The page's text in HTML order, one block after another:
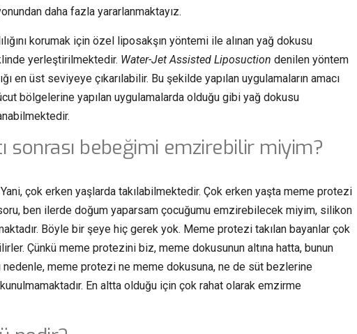
daha fazla yararlanmaktayız.
korumak için özel liposakşın yöntemi ile alınan yağ dokusu
yerleştirilmektedir. Water-Jet Assisted Liposuction denilen yöntem
en üst seviyeye çıkarılabilir. Bu şekilde yapılan uygulamaların amacı
bölgelerine yapılan uygulamalarda olduğu gibi yağ dokusu
sonrası bebeğimi emzirebilir miyim?
çok erken yaşlarda takılabilmektedir. Çok erken yaşta meme protezi
soru, ben ilerde doğum yaparsam çocuğumu emzirebilecek miyim, silikon
Böyle bir şeye hiç gerek yok. Meme protezi takılan bayanlar çok
Çünkü meme protezini biz, meme dokusunun altına hatta, bunun
nedenle, meme protezi ne meme dokusuna, ne de süt bezlerine
En altta olduğu için çok rahat olarak emzirme